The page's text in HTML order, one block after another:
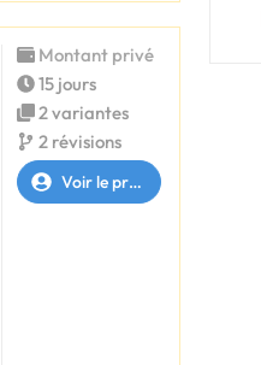
Montant privé
15 jours
2 variantes
2 révisions
Voir le profil